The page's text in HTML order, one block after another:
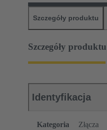
Szczegóły produktu
Szczegóły produktu
Identyfikacja
Kategoria
Złącza